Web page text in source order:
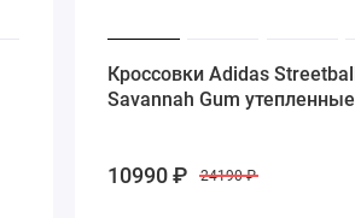
Кроссовки Adidas Streetball
Savannah Gum утепленные
10990 ₽ 24190 ₽